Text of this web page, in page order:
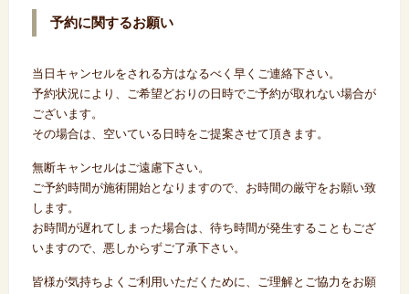
予約に関するお願い
当日キャンセルをされる方はなるべく早くご連絡下さい。
予約状況により、ご希望どおりの日時でご予約が取れない場合が
ございます。
その場合は、空いている日時をご提案させて頂きます。
無断キャンセルはご遠慮下さい。
ご予約時間が施術開始となりますので、お時間の厳守をお願い致
します。
お時間が遅れてしまった場合は、待ち時間が発生することもござ
いますので、悪しからずご了承下さい。
皆様が気持ちよくご利用いただくために、ご理解とご協力をお願